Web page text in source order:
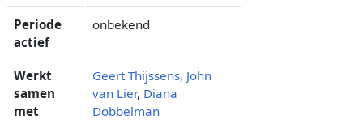
Periode
actief
onbekend
Werkt
samen
met
Geert Thijssens, John
van Lier, Diana
Dobbelman